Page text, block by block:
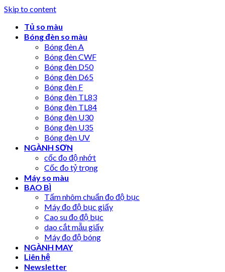
Skip to content
Tủ so màu
Bóng đèn so màu
Bóng đèn A
Bóng đèn CWF
Bóng đèn D50
Bóng đèn D65
Bóng đèn F
Bóng đèn TL83
Bóng đèn TL84
Bóng đèn U30
Bóng đèn U35
Bóng đèn UV
NGÀNH SƠN
cốc đo độ nhớt
Cốc đo tỷ trọng
Máy so màu
BAO BÌ
Tấm nhôm chuẩn đo độ bục
Máy đo độ bục giấy
Cao su đo độ bục
dao cắt mẫu giấy
Máy đo độ bóng
NGÀNH MAY
Liên hệ
Newsletter